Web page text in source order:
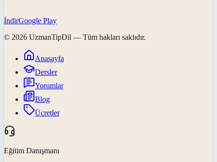
İndirGoogle Play
© 2026 UzmanTipDil — Tüm hakları saklıdır.
Anasayfa
Dersler
Yorumlar
Blog
Ücretler
Eğitim Danışmanı